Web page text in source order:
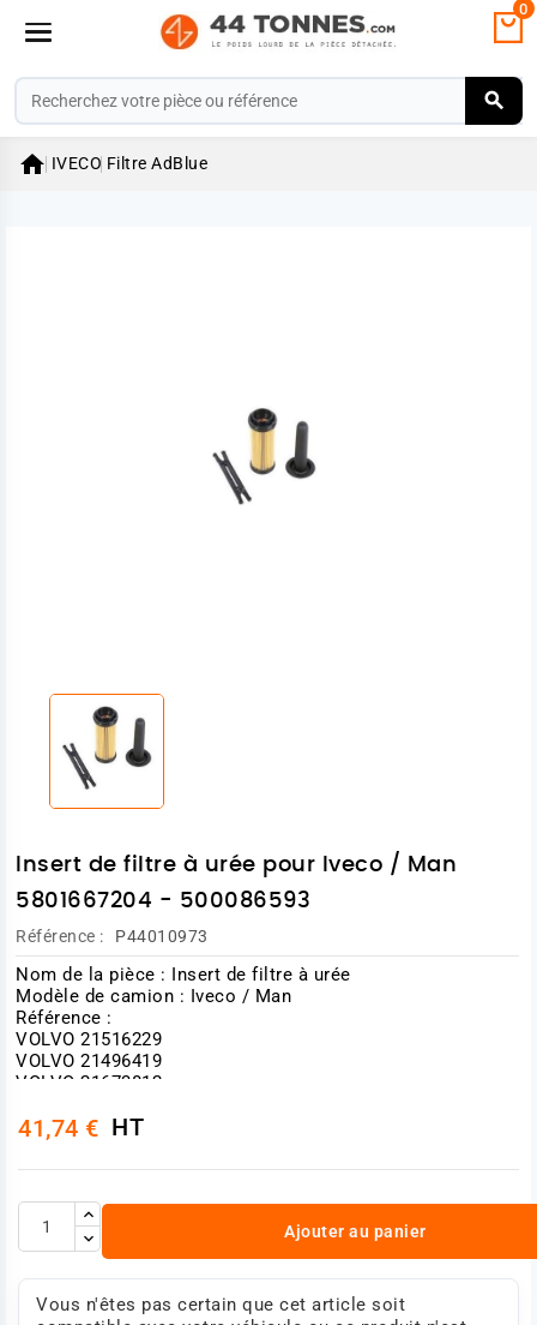
0
 IVECO Filtre AdBlue
Insert de filtre à urée pour Iveco / Man
5801667204 - 500086593
Référence : P44010973
Nom de la pièce : Insert de filtre à urée
Modèle de camion : Iveco / Man
Référence :
VOLVO 21516229
VOLVO 21496419
VOLVO 21673812
VOLVO 21519229
SCANIA 2164921
MAN 81154036151
DAF 1927474
DAF 1847823
IVECO 47364243
IVECO 5801667204
IVECO 500086593
IVECO 5802310802
41,74 € HT
Ajouter au panier
Vous n'êtes pas certain que cet article soit